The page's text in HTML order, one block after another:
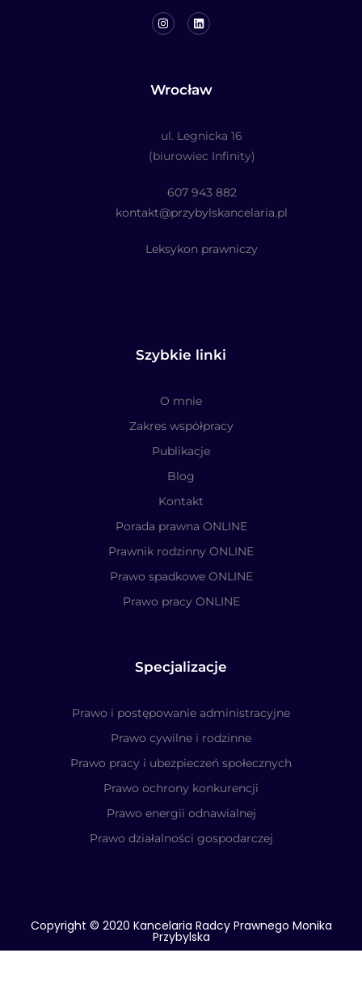
Wrocław
ul. Legnicka 16
(biurowiec Infinity)
607 943 882
kontakt@przybylskancelaria.pl
Leksykon prawniczy
Szybkie linki
O mnie
Zakres współpracy
Publikacje
Blog
Kontakt
Porada prawna ONLINE
Prawnik rodzinny ONLINE
Prawo spadkowe ONLINE
Prawo pracy ONLINE
Specjalizacje
Prawo i postępowanie administracyjne
Prawo cywilne i rodzinne
Prawo pracy i ubezpieczeń społecznych
Prawo ochrony konkurencji
Prawo energii odnawialnej
Prawo działalności gospodarczej
Copyright © 2020 Kancelaria Radcy Prawnego Monika
Przybylska